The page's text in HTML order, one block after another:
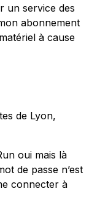
un service des
abonnement
à cause
de Lyon,
oui mais là
de passe n’est
connecter à